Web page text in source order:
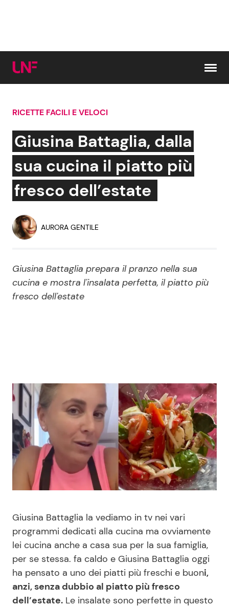
Cerca:
News e Cronaca
Attualità Italiana
Economia
Persone Scomparse
Politica
Gossip e TV
Bellezze VIP
Programmi TV
News Cinema
News Musica
News Spettacolo
News dal mondo
Benessere
Moda e Style
Mondo Mamma
News benessere
Cucina e Ricette
Dolci
Le Ricette in TV
Primi Piatti
RICETTE FACILI E VELOCI
Giusina Battaglia, dalla
sua cucina il piatto più
fresco dell’estate
AURORA GENTILE
Giusina Battaglia prepara il pranzo nella sua
cucina e mostra l'insalata perfetta, il piatto più
fresco dell'estate
Giusina Battaglia la vediamo in tv nei vari
programmi dedicati alla cucina ma ovviamente
lei cucina anche a casa sua per la sua famiglia,
per se stessa. fa caldo e Giusina Battaglia oggi
ha pensato a uno dei piatti più freschi e buoni,
anzi, senza dubbio al piatto più fresco
dell’estate. Le insalate sono perfette in questo